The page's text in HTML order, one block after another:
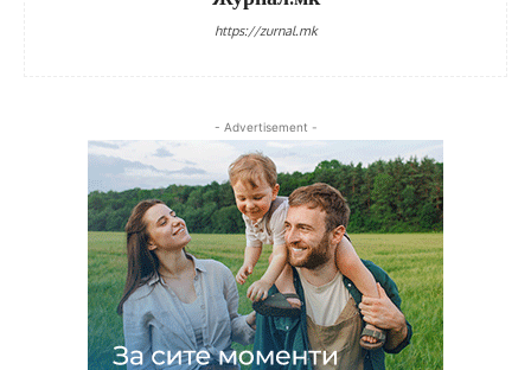
https://zurnal.mk
- Advertisement -